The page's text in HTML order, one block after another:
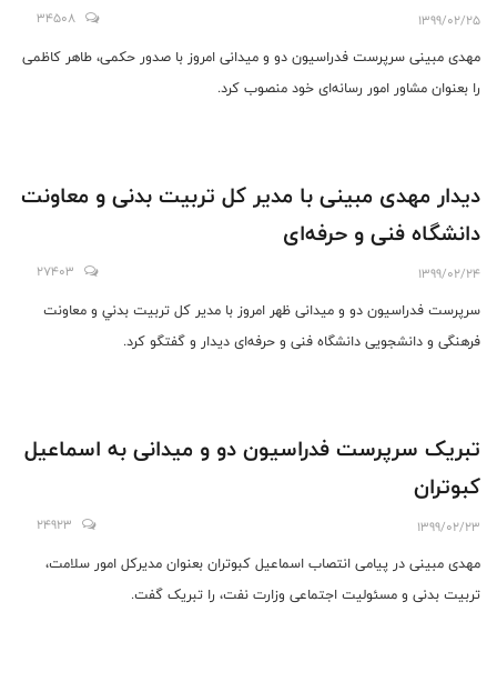
1399/02/25
34508
مهدی مبینی سرپرست فدراسیون دو و میدانی امروز با صدور حکمی، طاهر کاظمی
را بعنوان مشاور امور رسانه‌ای خود منصوب کرد.
دیدار مهدی مبینی با مدیر کل تربیت بدنی و معاونت
دانشگاه فنی و حرفه‌ای
1399/02/24
27403
سرپرست فدراسیون دو و میدانی ظهر امروز با مدير كل تربيت بدني و معاونت
فرهنگی و دانشجویی دانشگاه فنی و حرفه‌ای دیدار و گفتگو کرد.
تبریک سرپرست فدراسیون دو و میدانی به اسماعیل
کبوتران
1399/02/23
24923
مهدی مبینی در پیامی انتصاب اسماعیل کبوتران بعنوان مدیرکل امور سلامت،
تربیت بدنی و مسئولیت اجتماعی وزارت نفت، را تبریک گفت.